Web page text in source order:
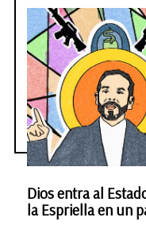
Dios entra al
la Espriella en un